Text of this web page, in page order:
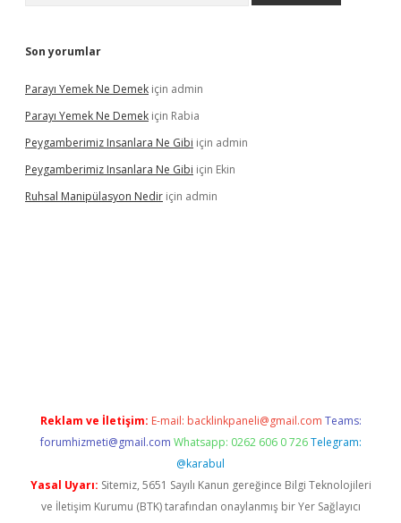
Son yorumlar
Parayı Yemek Ne Demek için admin
Parayı Yemek Ne Demek için Rabia
Peygamberimiz Insanlara Ne Gibi için admin
Peygamberimiz Insanlara Ne Gibi için Ekin
Ruhsal Manipülasyon Nedir için admin
Reklam ve İletişim: E-mail: backlinkpaneli@gmail.com Teams:
forumhizmeti@gmail.com Whatsapp: 0262 606 0 726 Telegram:
@karabul
Yasal Uyarı: Sitemiz, 5651 Sayılı Kanun gereğince Bilgi Teknolojileri
ve İletişim Kurumu (BTK) tarafından onaylanmış bir Yer Sağlayıcı